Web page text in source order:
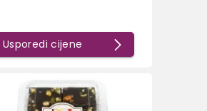
Usporedi cijene